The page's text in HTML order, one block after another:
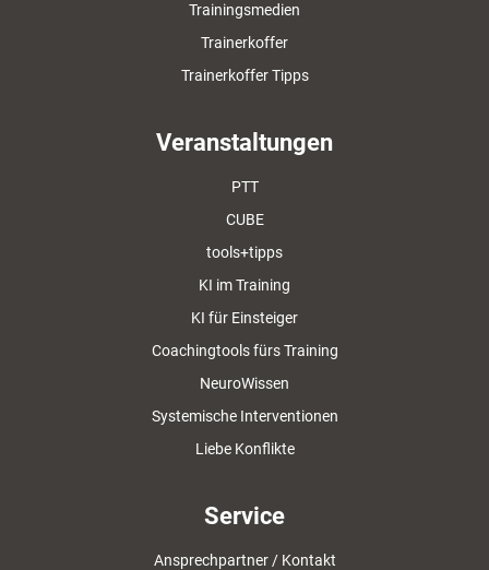
Trainingsmedien
Trainerkoffer
Trainerkoffer Tipps
Veranstaltungen
PTT
CUBE
tools+tipps
KI im Training
KI für Einsteiger
Coachingtools fürs Training
NeuroWissen
Systemische Interventionen
Liebe Konflikte
Service
Ansprechpartner / Kontakt